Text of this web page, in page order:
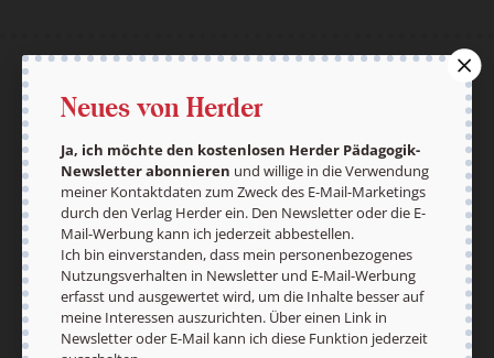
Barrierefreiheit
Vertrag widerrufen Abo online kündigen
Neues von Herder
Ja, ich möchte den kostenlosen Herder Pädagogik-
Newsletter abonnieren und willige in die Verwendung
meiner Kontaktdaten zum Zweck des E-Mail-Marketings
durch den Verlag Herder ein. Den Newsletter oder die E-
Mail-Werbung kann ich jederzeit abbestellen.
Ich bin einverstanden, dass mein personenbezogenes
Nutzungsverhalten in Newsletter und E-Mail-Werbung
erfasst und ausgewertet wird, um die Inhalte besser auf
meine Interessen auszurichten. Über einen Link in
Newsletter oder E-Mail kann ich diese Funktion jederzeit